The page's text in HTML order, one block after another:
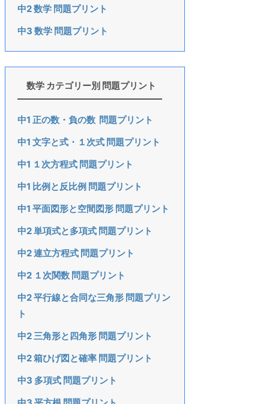
中2 数学 問題プリント
中3 数学 問題プリント
数学 カテゴリー別 問題プリント
中1 正の数・負の数 問題プリント
中1 文字と式・１次式 問題プリント
中1 １次方程式 問題プリント
中1 比例と反比例 問題プリント
中1 平面図形と空間図形 問題プリント
中2 単項式と多項式 問題プリント
中2 連立方程式 問題プリント
中2 １次関数 問題プリント
中2 平行線と合同な三角形 問題プリン
ト
中2 三角形と四角形 問題プリント
中2 箱ひげ図と確率 問題プリント
中3 多項式 問題プリント